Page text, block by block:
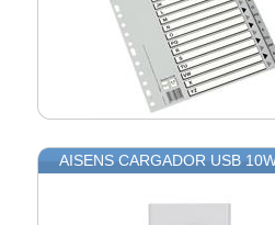
AISENS CARGADOR USB